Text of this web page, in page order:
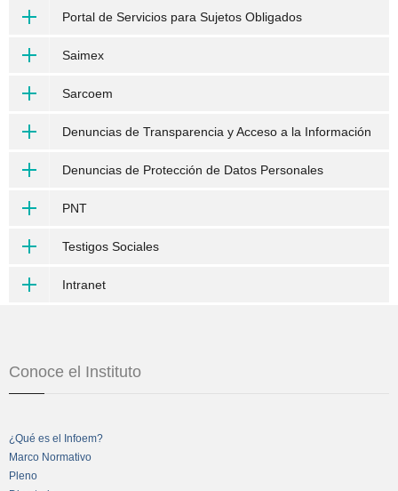
Portal de Servicios para Sujetos Obligados
Saimex
Sarcoem
Denuncias de Transparencia y Acceso a la Información
Denuncias de Protección de Datos Personales
PNT
Testigos Sociales
Intranet
Conoce el Instituto
¿Qué es el Infoem?
Marco Normativo
Pleno